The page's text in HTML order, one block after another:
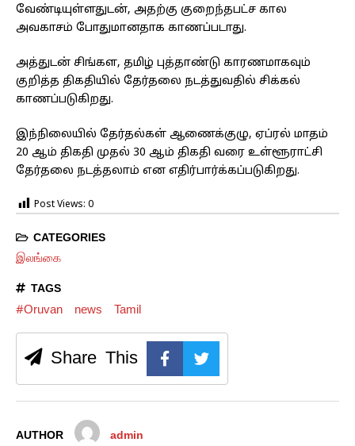
வேண்டியுள்ளதுடன், அதற்கு குறைந்தபட்ச கால
அவகாசம் போதுமானதாக காணப்படாது.
அத்துடன் சிங்கள, தமிழ் புத்தாண்டு காரணமாகவும்
குறித்த திகதியில் தேர்தலை நடத்துவதில் சிக்கல்
காணப்படுகிறது.
இந்நிலையில் தேர்தல்கள் ஆணைக்குழு, ஏப்ரல் மாதம்
20 ஆம் திகதி முதல் 30 ஆம் திகதி வரை உள்ளூராட்சி
தேர்தலை நடத்தலாம் என எதிர்பார்க்கப்படுகிறது.
Post Views: 0
CATEGORIES
இலங்கை
TAGS
#Oruvan news Tamil
Share This
AUTHOR admin